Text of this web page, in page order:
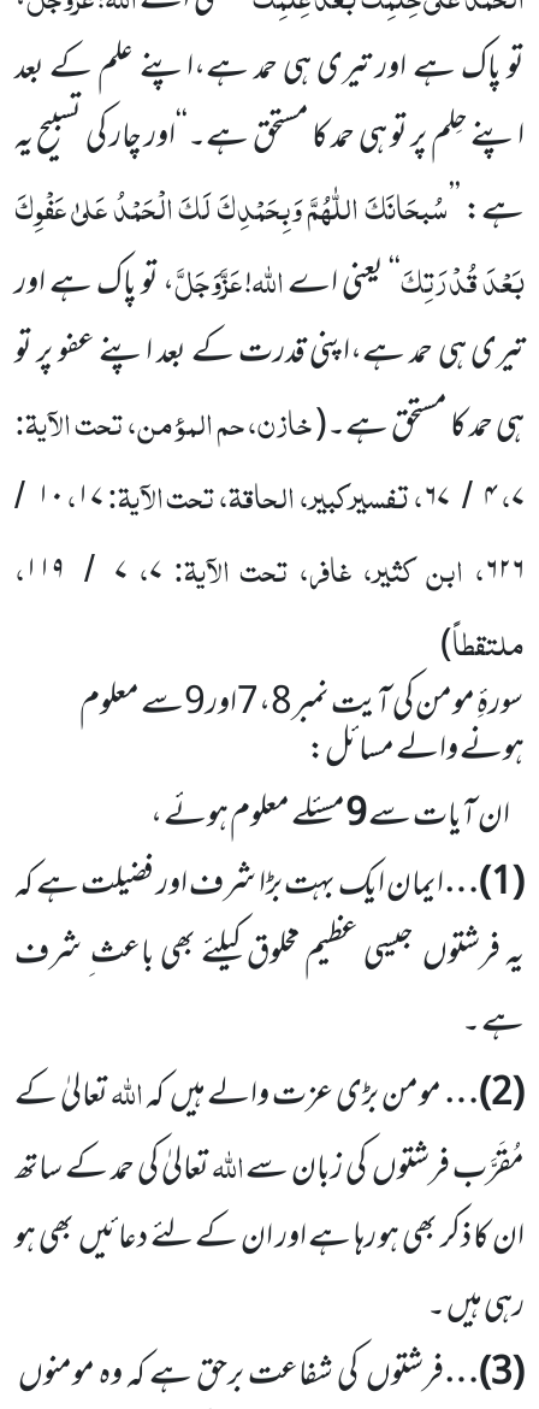
تو پاک ہے اور تیری ہی حمد ہے،اپنے علم کے بعد
اپنے حِلم پر تو ہی حمد کا مستحق ہے۔‘‘اور چار کی تسبیح یہ
ہے:’’سُبحَانَکَاللّٰھُمَّوَبِحَمْدِکَلَکَالْحَمْدُعَلیٰعَفْوِکَ
بَعْدَقُدْرَتِکَ‘‘یعنی اےاللہ!عَزَّوَجَلَّ، تو پاک ہے اور
تیری ہی حمد ہے،اپنی قدرت کے بعد اپنے عفو پر تو
ہی حمد کا مستحق ہے۔(خازن، حم المؤمن، تحت الآیۃ:
۷،۴ / ۶۷، تفسیرکبیر، الحاقۃ، تحت الآیۃ:۱۷،۱۰ /
۶۲۶، ابن کثیر، غافر، تحت الآیۃ: ۷، ۷ / ۱۱۹،
ملتقطاً)
سورۂِ مومن کی آیت نمبر 7،8 اور9سے معلوم
ہونے والے مسائل:
ان آیات سے9مسئلے معلوم ہوئے ،
(
1
)…ایمان ایک بہت بڑا شرف اور فضیلت ہے کہ
یہ فرشتوںجیسی عظیم مخلوق کیلئے بھی باعث ِ شرف
ہے ۔
(
2
)…مومن بڑی عزت والے ہیںکہاللہتعالیٰ کے
مُقَرَّب فرشتوںکی زبان سےاللہتعالیٰ کی حمد کے ساتھ
ان کا ذکر بھی ہو رہا ہے اور ان کے لئے دعائیںبھی ہو
رہی ہیں ۔
(
3
)…فرشتوںکی شفاعت برحق ہے کہ وہ مومنوں